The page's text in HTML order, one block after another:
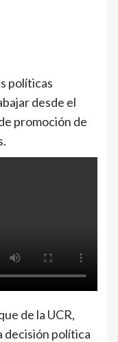
políticas
desde el
promoción de
de la UCR,
decisión política